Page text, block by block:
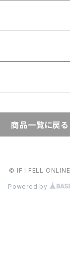
商品一覧に戻る
© IF I FELL ONLINE
Powered by